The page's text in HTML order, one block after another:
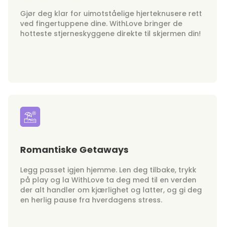
Gjør deg klar for uimotståelige hjerteknusere rett
ved fingertuppene dine. WithLove bringer de
hotteste stjerneskyggene direkte til skjermen din!
Romantiske Getaways
Legg passet igjen hjemme. Len deg tilbake, trykk
på play og la WithLove ta deg med til en verden
der alt handler om kjærlighet og latter, og gi deg
en herlig pause fra hverdagens stress.